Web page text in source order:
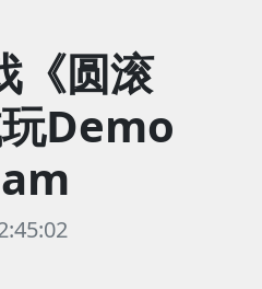
《圆滚
Demo